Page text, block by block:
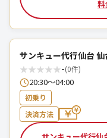
料
サンキュー代行仙台
★★★★★-(0件)
20:30～04:00
初乗り
決済方法